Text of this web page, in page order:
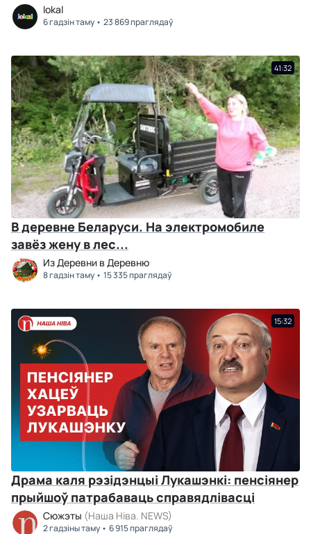
lokal
6 гадзін таму 23 869 праглядаў
41:32
В деревне Беларуси. На электромобиле
завёз жену в лес...
Из Деревни в Деревню
8 гадзін таму 15 335 праглядаў
15:32
Драма каля рэзідэнцыі Лукашэнкі: пенсіянер
прыйшоў патрабаваць справядлівасці
Сюжэты (Наша Ніва. NEWS)
2 гадзіны таму 6 915 праглядаў